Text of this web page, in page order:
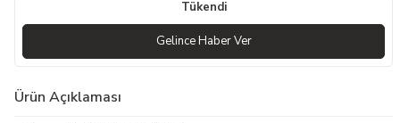
Tükendi
Gelince Haber Ver
Ürün Açıklaması